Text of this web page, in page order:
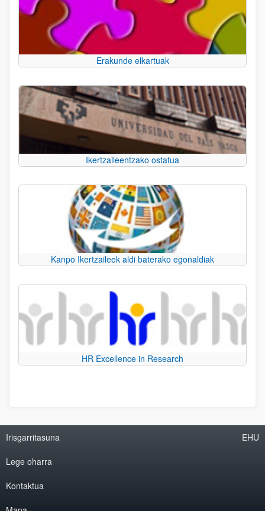
Erakunde elkartuak
Ikertzaileentzako ostatua
Kanpo Ikertzaileek aldi baterako egonaldiak
HR Excellence in Research
Irisgarritasuna
Lege oharra
Kontaktua
EHU